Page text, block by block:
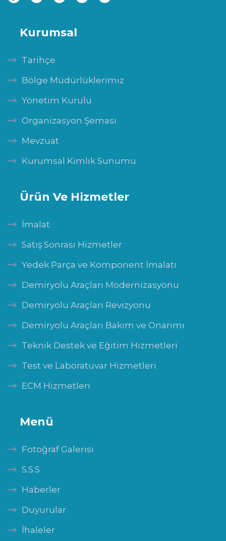
Kurumsal
Tarihçe
Bölge Müdürlüklerimiz
Yönetim Kurulu
Organizasyon Şeması
Mevzuat
Kurumsal Kimlik Sunumu
Ürün Ve Hizmetler
İmalat
Satış Sonrası Hizmetler
Yedek Parça ve Komponent İmalatı
Demiryolu Araçları Modernizasyonu
Demiryolu Araçları Revizyonu
Demiryolu Araçları Bakım ve Onarımı
Teknik Destek ve Eğitim Hizmetleri
Test ve Laboratuvar Hizmetleri
ECM Hizmetleri
Menü
Fotoğraf Galerisi
S.S.S
Haberler
Duyurular
İhaleler